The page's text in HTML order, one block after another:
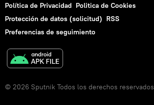
Política de Privacidad Politica de Cookies
Protección de datos (solicitud) RSS
Preferencias de seguimiento
© 2026 Sputnik Todos los derechos